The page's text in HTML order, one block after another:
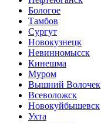
Бологое
Тамбов
Сургут
Новокузнецк
Невинномысск
Кинешма
Муром
Вышний Волочек
Всеволожск
Новокуйбышевск
Ухта